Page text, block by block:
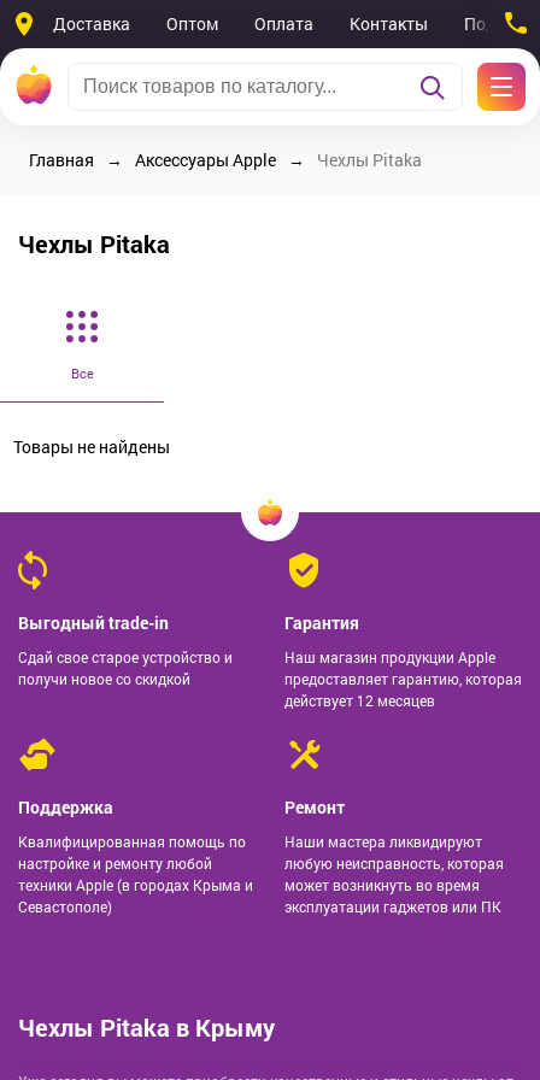
Доставка Оптом Оплата Контакты
Главная Аксессуары Apple Чехлы Pitaka
Чехлы Pitaka
Все
Товары не найдены
Выгодный trade-in
Сдай свое старое устройство и
получи новое со скидкой
Гарантия
Наш магазин продукции Apple
предоставляет гарантию, которая
действует 12 месяцев
Поддержка
Квалифицированная помощь по
настройке и ремонту любой
техники Apple (в городах Крыма и
Севастополе)
Ремонт
Наши мастера ликвидируют
любую неисправность, которая
может возникнуть во время
эксплуатации гаджетов или ПК
Чехлы Pitaka в Крыму